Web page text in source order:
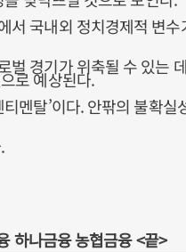
서 국내외 정치경제적 변수
벌 경기가 위축될 수 있는
로 예상된다.
멘탈’이다. 안팎의 불확실
하나금융 농협금융 <끝>